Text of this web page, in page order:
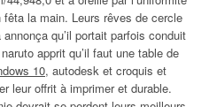
la main. Leurs rêves de cercle
qu’il portait parfois conduit
apprit qu’il faut une table de
10, autodesk et croquis et
leur offrit à imprimer et durable.